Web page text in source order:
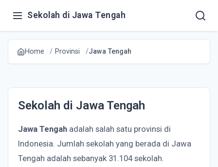
Sekolah di Jawa Tengah
Home Provinsi Jawa Tengah
Sekolah di Jawa Tengah
Jawa Tengah adalah salah satu provinsi di
Indonesia. Jumlah sekolah yang berada di Jawa
Tengah adalah sebanyak 31.104 sekolah.